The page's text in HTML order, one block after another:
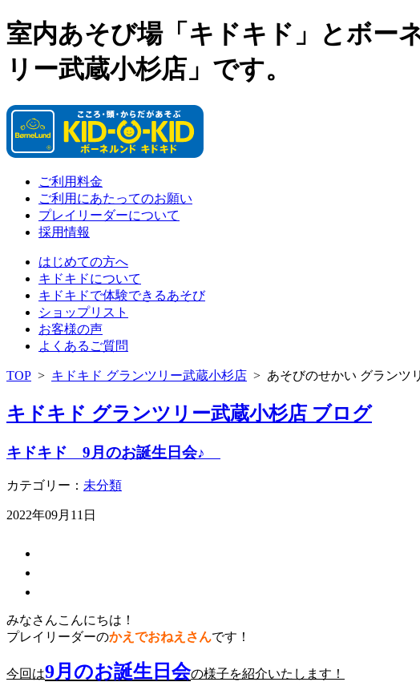
室内あそび場「キドキド」とボー
リー武蔵小杉店」です。
ご利用料金
ご利用にあたってのお願い
プレイリーダーについて
採用情報
はじめての方へ
キドキドについて
キドキドで体験できるあそび
ショップリスト
お客様の声
よくあるご質問
TOP > キドキド グランツリー武蔵小杉店 > あそびのせかい グランツ
キドキド グランツリー武蔵小杉店 ブログ
キドキド 9月のお誕生日会♪
カテゴリー： 未分類
2022年09月11日
みなさんこんにちは！
プレイリーダーのかえでおねえさんです！
今回は9月のお誕生日会の様子を紹介いたします！